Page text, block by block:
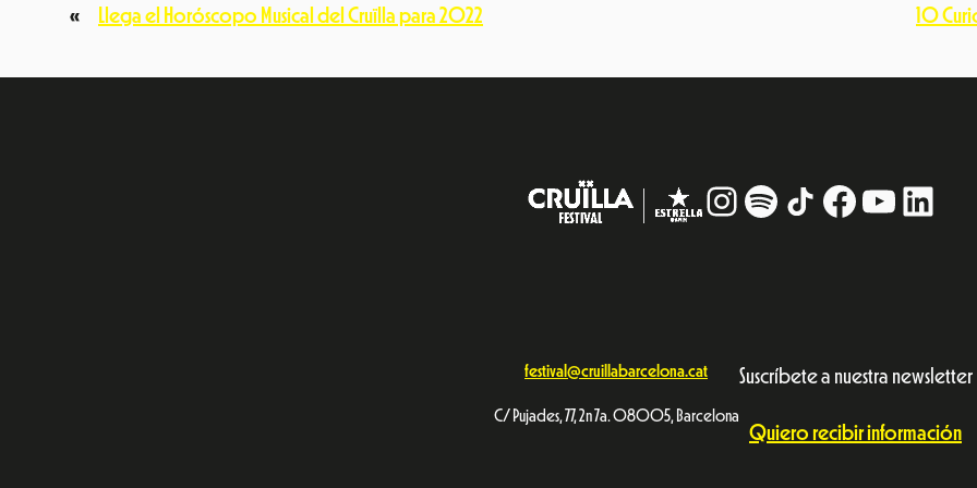
« Llega el Horóscopo Musical del Cruïlla para 2022 10
Instagram
# TikTokFacebook
YouTube
festival@cruillabarcelona.cat
C/ Pujades, 77, 2n 7a. 08005, Barcelona
Suscríbete a nuestra newsletter
Quiero recibir información